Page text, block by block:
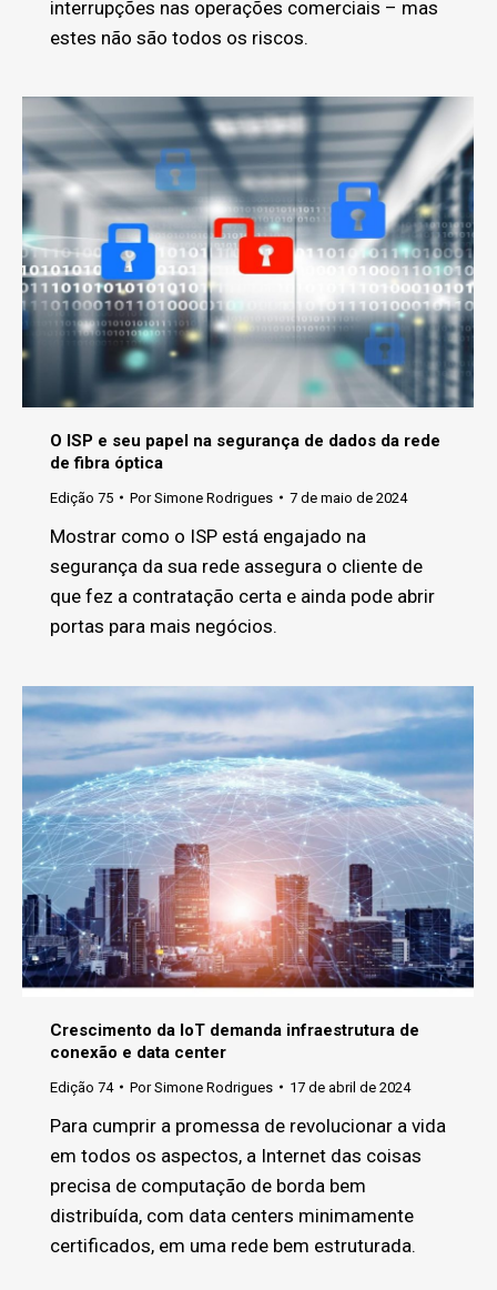
interrupções nas operações comerciais – mas
estes não são todos os riscos.
O ISP e seu papel na segurança de dados da rede
de fibra óptica
Edição 75 PorSimone Rodrigues 7 de maio de 2024
Mostrar como o ISP está engajado na
segurança da sua rede assegura o cliente de
que fez a contratação certa e ainda pode abrir
portas para mais negócios.
Crescimento da IoT demanda infraestrutura de
conexão e data center
Edição 74 PorSimone Rodrigues 17 de abril de 2024
Para cumprir a promessa de revolucionar a vida
em todos os aspectos, a Internet das coisas
precisa de computação de borda bem
distribuída, com data centers minimamente
certificados, em uma rede bem estruturada.